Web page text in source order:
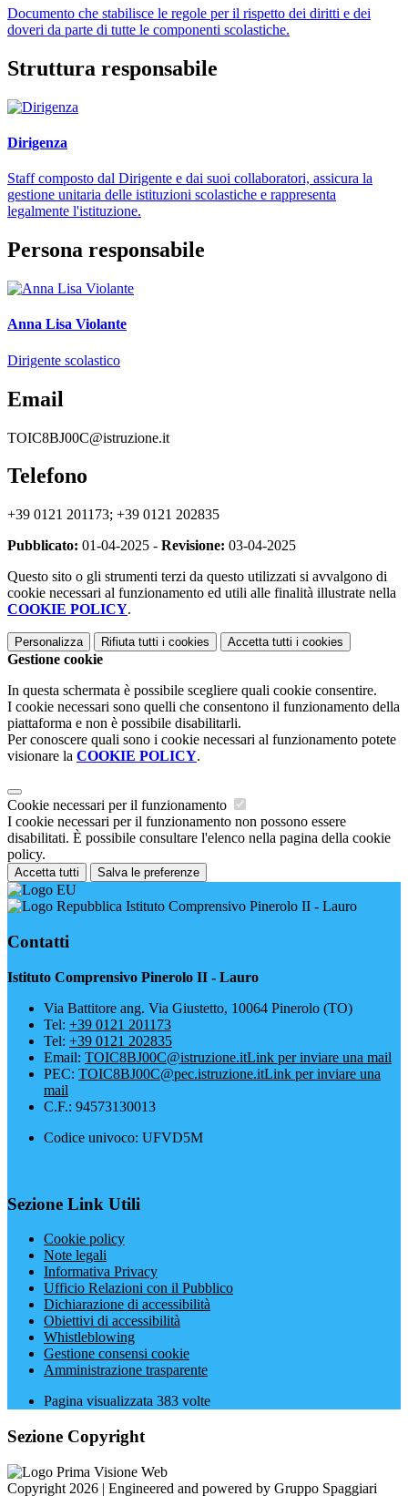
Documento che stabilisce le regole per il rispetto dei diritti e dei
doveri da parte di tutte le componenti scolastiche.
Struttura responsabile
Dirigenza
Staff composto dal Dirigente e dai suoi collaboratori, assicura la
gestione unitaria delle istituzioni scolastiche e rappresenta
legalmente l'istituzione.
Persona responsabile
Anna Lisa Violante
Dirigente scolastico
Email
TOIC8BJ00C@istruzione.it
Telefono
+39 0121 201173; +39 0121 202835
Pubblicato: 01-04-2025 - Revisione: 03-04-2025
Questo sito o gli strumenti terzi da questo utilizzati si avvalgono di
cookie necessari al funzionamento ed utili alle finalità illustrate nella
COOKIE POLICY.
Personalizza Rifiuta tutti i cookies Accetta tutti i cookies
Gestione cookie
In questa schermata è possibile scegliere quali cookie consentire.
I cookie necessari sono quelli che consentono il funzionamento della
piattaforma e non è possibile disabilitarli.
Per conoscere quali sono i cookie necessari al funzionamento potete
visionare la COOKIE POLICY.
Cookie necessari per il funzionamento
I cookie necessari per il funzionamento non possono essere
disabilitati. È possibile consultare l'elenco nella pagina della cookie
policy.
Accetta tutti Salva le preferenze
Istituto Comprensivo Pinerolo II - Lauro
Contatti
Istituto Comprensivo Pinerolo II - Lauro
Via Battitore ang. Via Giustetto, 10064 Pinerolo (TO)
Tel: +39 0121 201173
Tel: +39 0121 202835
Email: TOIC8BJ00C@istruzione.itLink per inviare una mail
PEC: TOIC8BJ00C@pec.istruzione.itLink per inviare una
mail
C.F.: 94573130013
Codice univoco: UFVD5M
Sezione Link Utili
Cookie policy
Note legali
Informativa Privacy
Ufficio Relazioni con il Pubblico
Dichiarazione di accessibilità
Obiettivi di accessibilità
Whistleblowing
Gestione consensi cookie
Amministrazione trasparente
Pagina visualizzata 383 volte
Sezione Copyright
Copyright 2026 | Engineered and powered by Gruppo Spaggiari